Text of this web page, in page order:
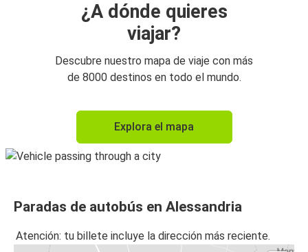
¿A dónde quieres
viajar?
Descubre nuestro mapa de viaje con más
de 8000 destinos en todo el mundo.
Explora el mapa
Paradas de autobús en Alessandria
Atención: tu billete incluye la dirección más reciente.